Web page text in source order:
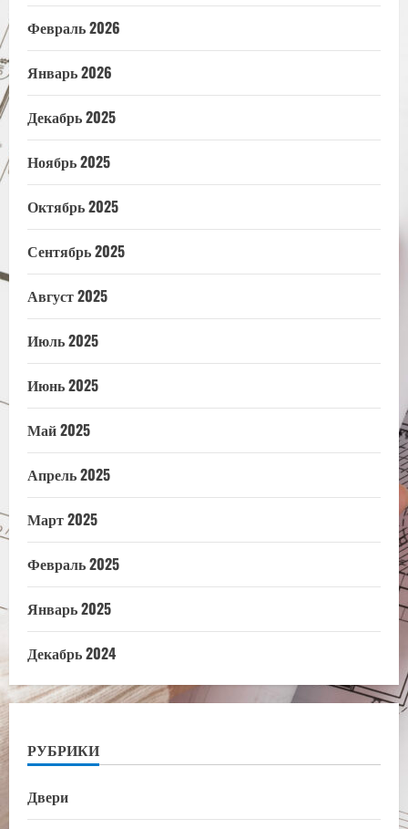
Февраль 2026
Январь 2026
Декабрь 2025
Ноябрь 2025
Октябрь 2025
Сентябрь 2025
Август 2025
Июль 2025
Июнь 2025
Май 2025
Апрель 2025
Март 2025
Февраль 2025
Январь 2025
Декабрь 2024
РУБРИКИ
Двери